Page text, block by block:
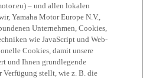
– und allen lokalen
Yamaha Motor Europe N.V.,
Unternehmen, Cookies,
wie JavaScript und Web-
Cookies, damit unsere
und Ihnen grundlegende
Verfügung stellt, wie z. B. die